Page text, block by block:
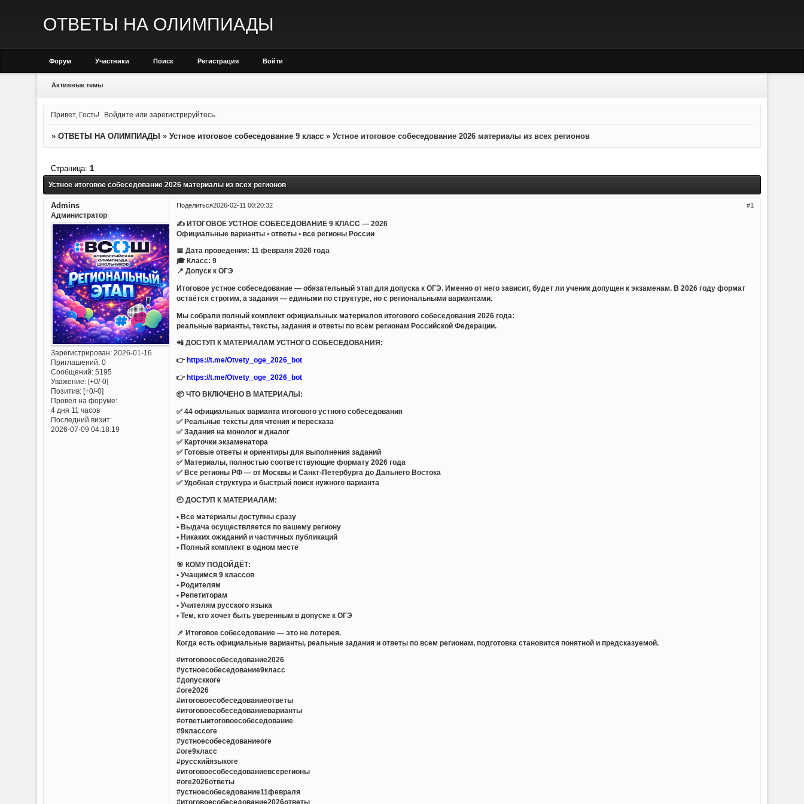
ОТВЕТЫ НА ОЛИМПИАДЫ
Форум Участники Поиск Регистрация Войти
Активные темы
Привет, Гость! Войдите илизарегистрируйтесь
» ОТВЕТЫ НА ОЛИМПИАДЫ » Устное итоговое собеседование 9 класс » Устное итоговое собеседование 2026 материалы из всех регионов
Устное итоговое собеседование 2026 материалы из всех регионов
Страница: 1
Поделиться 1
2026-02-11 00:20:32
Admins
Администратор
Зарегистрирован: 2026-01-16
Приглашений:0
Сообщений:5195
Уважение: [+0/-0]
Позитив: [+0/-0]
Провел на форуме:
4 дня 11 часов
Последний визит:
2026-07-09 04:18:19
✍ ИТОГОВОЕ УСТНОЕ СОБЕСЕДОВАНИЕ 9 КЛАСС — 2026
Официальные варианты • ответы • все регионы России
📅 Дата проведения: 11 февраля 2026 года
🎓 Класс: 9
📍 Допуск к ОГЭ
Итоговое устное собеседование — обязательный этап для допуска к ОГЭ. Именно от него зависит, будет ли ученик допущен к экзаменам. В 2026 году формат
остаётся строгим, а задания — едиными по структуре, но с региональными вариантами.
Мы собрали полный комплект официальных материалов итогового собеседования 2026 года:
реальные варианты, тексты, задания и ответы по всем регионам Российской Федерации.
📲 ДОСТУП К МАТЕРИАЛАМ УСТНОГО СОБЕСЕДОВАНИЯ:
👉https://t.me/Otvety_oge_2026_bot
👉https://t.me/Otvety_oge_2026_bot
📦 ЧТО ВКЛЮЧЕНО В МАТЕРИАЛЫ:
✅ 44 официальных варианта итогового устного собеседования
✅ Реальные тексты для чтения и пересказа
✅ Задания на монолог и диалог
✅ Карточки экзаменатора
✅ Готовые ответы и ориентиры для выполнения заданий
✅ Материалы, полностью соответствующие формату 2026 года
✅ Все регионы РФ — от Москвы и Санкт-Петербурга до Дальнего Востока
✅ Удобная структура и быстрый поиск нужного варианта
🕘 ДОСТУП К МАТЕРИАЛАМ:
• Все материалы доступны сразу
• Выдача осуществляется по вашему региону
• Никаких ожиданий и частичных публикаций
• Полный комплект в одном месте
🎯 КОМУ ПОДОЙДЁТ:
• Учащимся 9 классов
• Родителям
• Репетиторам
• Учителям русского языка
• Тем, кто хочет быть уверенным в допуске к ОГЭ
📌 Итоговое собеседование — это не лотерея.
Когда есть официальные варианты, реальные задания и ответы по всем регионам, подготовка становится понятной и предсказуемой.
#итоговоесобеседование2026
#устноесобеседование9класс
#допусккоге
#оге2026
#итоговоесобеседованиеответы
#итоговоесобеседованиеварианты
#ответыитоговоесобеседование
#9классоге
#устноесобеседованиеоге
#оге9класс
#русскийязыкоге
#итоговоесобеседованиевсерегионы
#оге2026ответы
#устноесобеседование11февраля
#итоговоесобеседование2026ответы